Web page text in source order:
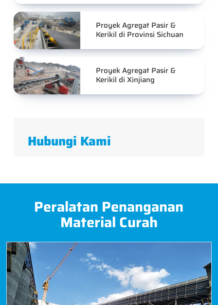
Proyek Agregat Pasir &
Kerikil di Provinsi Sichuan
Proyek Agregat Pasir &
Kerikil di Xinjiang
Hubungi Kami
Peralatan Penanganan
Material Curah